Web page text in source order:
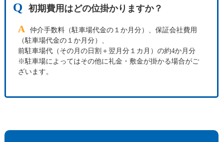
Q 初期費用はどの位掛かりますか？
A
仲介手数料（駐車場代金の１か月分）、保証会社費用
（駐車場代金の１か月分）、
前駐車場代（その月の日割＋翌月分１カ月）の約4か月分
※駐車場によってはその他に礼金・敷金が掛かる場合がご
ざいます。